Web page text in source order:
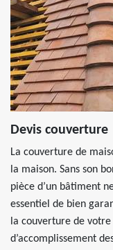
Devis couverture
La couverture de
la maison. Sans son
pièce d’un bâtiment
essentiel de bien
la couverture de
d’accomplissement